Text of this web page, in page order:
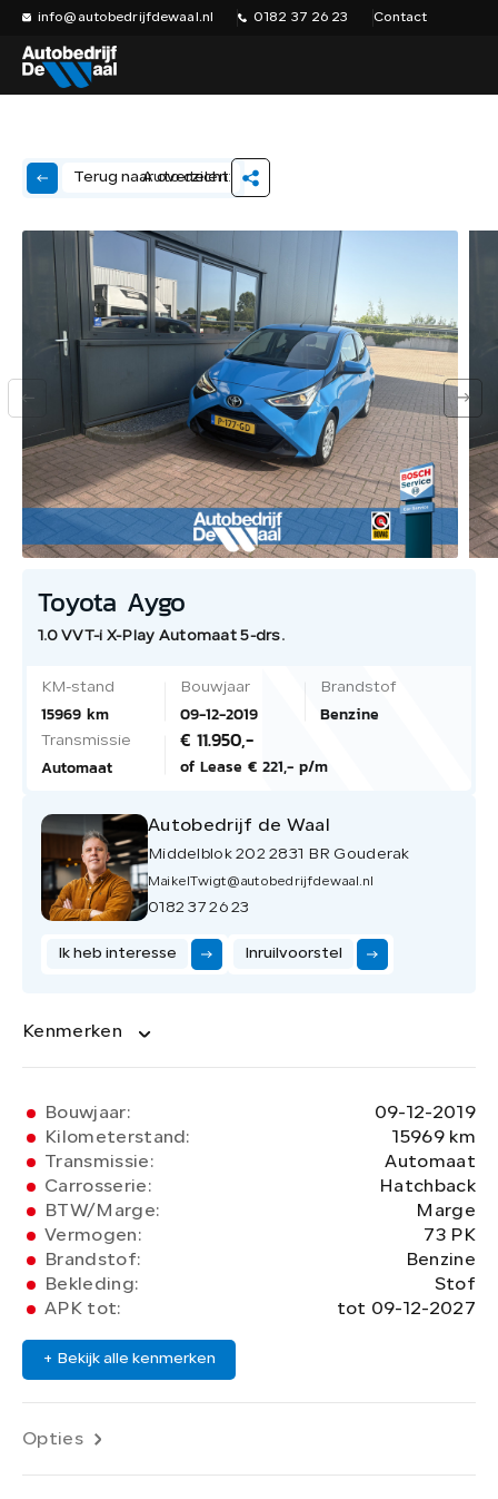
info@autobedrijfdewaal.nl 0182 37 26 23 Contact
Terug naar overzicht
Auto delen:
Toyota Aygo
1.0 VVT-i X-Play Automaat 5-drs.
KM-stand
15969 km
Bouwjaar
09-12-2019
Brandstof
Benzine
Transmissie
Automaat
€ 11.950,-
of Lease € 221,- p/m
Autobedrijf de Waal
Middelblok 202 2831 BR Gouderak
MaikelTwigt@autobedrijfdewaal.nl
0182 37 26 23
Ik heb interesse Inruilvoorstel
Kenmerken
Bouwjaar:
09-12-2019
Kilometerstand:
15969 km
Transmissie:
Automaat
Carrosserie:
Hatchback
BTW/Marge:
Marge
Vermogen:
73 PK
Brandstof:
Benzine
Bekleding:
Stof
APK tot:
tot 09-12-2027
+ Bekijk alle kenmerken
Opties